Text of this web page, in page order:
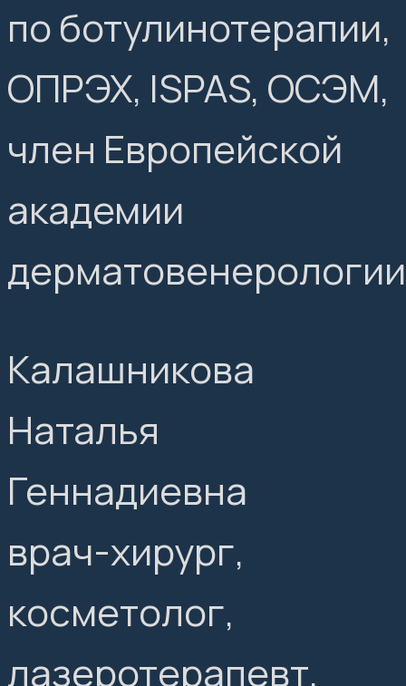
по ботулинотерапии,
ОПРЭХ, ISPAS, ОСЭМ,
член Европейской
академии
Калашникова
Наталья
Геннадиевна
врач-хирург,
косметолог,
лазеротерапевт,